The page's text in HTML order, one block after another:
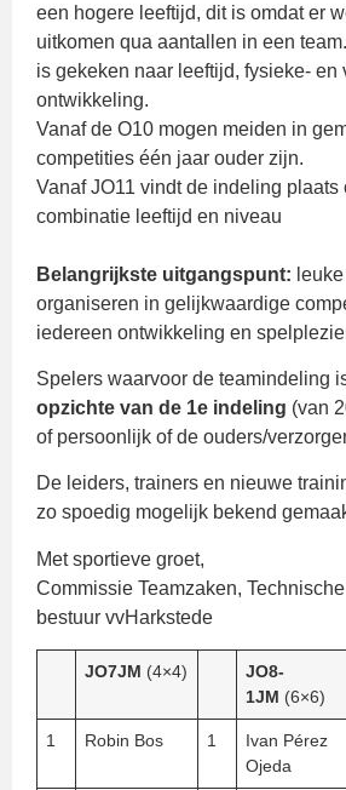
een hogere leeftijd, dit is omdat er
uitkomen qua aantallen in een
is gekeken naar leeftijd, fysieke- en
ontwikkeling.
Vanaf de O10 mogen meiden in
competities één jaar ouder zijn.
Vanaf JO11 vindt de indeling plaats
combinatie leeftijd en niveau
Belangrijkste uitgangspunt:
organiseren in gelijkwaardige
iedereen ontwikkeling en
Spelers waarvoor de teamindeling
opzichte van de 1e indeling (van
of persoonlijk of de ouders/
De leiders, trainers en nieuwe
zo spoedig mogelijk bekend
Met sportieve groet,
Commissie Teamzaken,
bestuur vvHarkstede
JO7JM (4×4)
JO8-
1JM (6×6)
1 Robin Bos 1
Ivan Pérez
Ojeda